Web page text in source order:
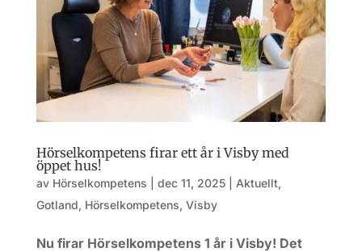
Hörselkompetens firar ett år i Visby med
öppet hus!
av Hörselkompetens dec 11, 2025| Aktuellt,
Gotland, Hörselkompetens, Visby
Nu firar Hörselkompetens 1 år i Visby! Det